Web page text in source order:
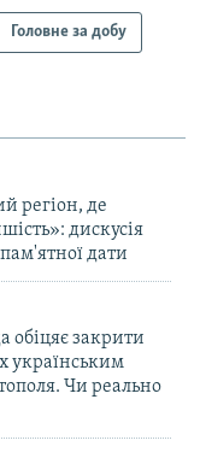
Головне за добу
регіон, де
дискусія
дати
обіцяє закрити
українським
Чи реально